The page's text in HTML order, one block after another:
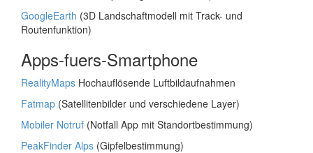
GoogleEarth (3D Landschaftmodell mit Track- und
Routenfunktion)
Apps-fuers-Smartphone
RealityMaps Hochauflösende Luftbildaufnahmen
Fatmap (Satellitenbilder und verschiedene Layer)
Mobiler Notruf (Notfall App mit Standortbestimmung)
PeakFinder Alps (Gipfelbestimmung)